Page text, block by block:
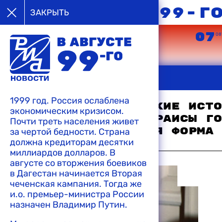
в августе 99-го
05 08’99 06 07
"Аль-Джазира" показала репортаж
дагестанского села, террористы
Дагестане надо расстрелять"
21:51 11-08-1999
Федеральные
ЗАКРЫТЬ
Польские и немецкие
сообщают, что у Раисы
обнаружена острая форма
02:21 05-08-1999
ЗАКРЫТЬ
1999 год. Россия ослаблена
экономическим кризисом.
Почти треть населения живет
за чертой бедности. Страна
должна кредиторам десятки
миллиардов долларов. В
августе со вторжения боевиков
в Дагестан начинается Вторая
чеченская кампания. Тогда же
и.о. премьер-министра России
назначен Владимир Путин.